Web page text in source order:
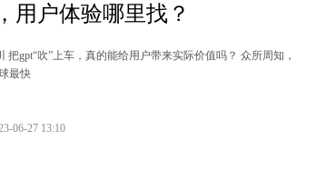
用户体验哪里找？
把gpt“吹”上车，真的能给用户带来实际价值吗？ 众所周知，
最快
06-27 13:10